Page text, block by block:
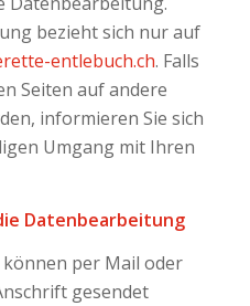
bezieht sich nur auf
entlebuch.ch. Falls
Seiten auf andere
informieren Sie sich
Umgang mit Ihren
Datenbearbeitung
per Mail oder
gesendet